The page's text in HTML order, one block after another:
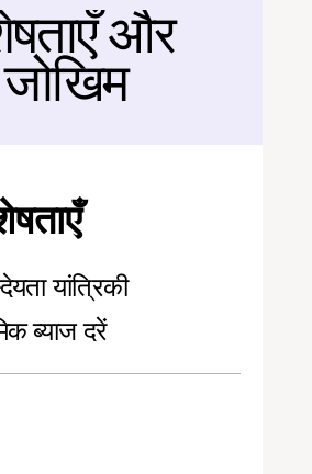
बैक और
जोखिम
यांत्रिकी
ब्याज दरें